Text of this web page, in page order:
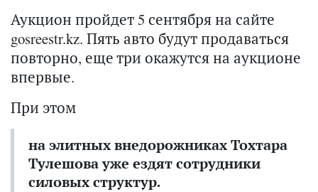
Аукцион пройдет 5 сентября на сайте
gosreestr.kz. Пять авто будут продаваться
повторно, еще три окажутся на аукционе
впервые.
При этом
на элитных внедорожниках Тохтара
Тулешова уже ездят сотрудники
силовых структур.